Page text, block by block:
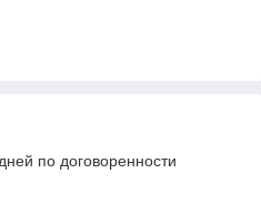
по договоренности